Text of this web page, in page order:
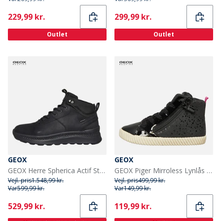
Current
229,99 kr.
Outlet
Current
299,99 kr.
Outlet
GEOX
GEOX Herre Spherica Actif Støvler Sort
Vejl. pris1.548,99 kr.
Var599,99 kr.
Current
529,99 kr.
GEOX
GEOX Piger Mirroless Lynlås Hi Top Træningssko Sort
Vejl. pris499,99 kr.
Var149,99 kr.
Current
119,99 kr.